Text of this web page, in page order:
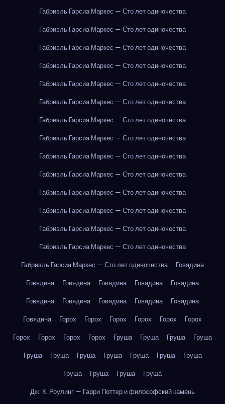
Габриэль Гарсиа Маркес — Сто лет одиночества
Габриэль Гарсиа Маркес — Сто лет одиночества
Габриэль Гарсиа Маркес — Сто лет одиночества
Габриэль Гарсиа Маркес — Сто лет одиночества
Габриэль Гарсиа Маркес — Сто лет одиночества
Габриэль Гарсиа Маркес — Сто лет одиночества
Габриэль Гарсиа Маркес — Сто лет одиночества
Габриэль Гарсиа Маркес — Сто лет одиночества
Габриэль Гарсиа Маркес — Сто лет одиночества
Габриэль Гарсиа Маркес — Сто лет одиночества
Габриэль Гарсиа Маркес — Сто лет одиночества
Габриэль Гарсиа Маркес — Сто лет одиночества
Габриэль Гарсиа Маркес — Сто лет одиночества
Габриэль Гарсиа Маркес — Сто лет одиночества
Габриэль Гарсиа Маркес — Сто лет одиночества
Говядина
Говядина
Говядина Говядина Говядина
Говядина
Говядина
Говядина Говядина Говядина
Говядина
Говядина
Горох Горох Горох Горох Горох
Горох
Горох
Горох Горох Горох Груша Груша Груша
Груша
Груша
Груша Груша Груша Груша Груша
Груша
Груша
Груша Груша
Груша
Дж. К. Роулинг — Гарри Поттер и философский камень